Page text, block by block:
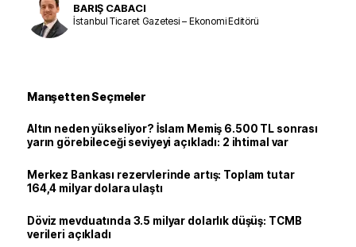
BARIŞ CABACI
İstanbul Ticaret Gazetesi – Ekonomi Editörü
Manşetten Seçmeler
Altın neden yükseliyor? İslam Memiş 6.500 TL sonrası
yarın görebileceği seviyeyi açıkladı: 2 ihtimal var
Merkez Bankası rezervlerinde artış: Toplam tutar
164,4 milyar dolara ulaştı
Döviz mevduatında 3.5 milyar dolarlık düşüş: TCMB
verileri açıkladı